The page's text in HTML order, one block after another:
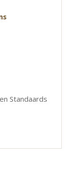
Standaards